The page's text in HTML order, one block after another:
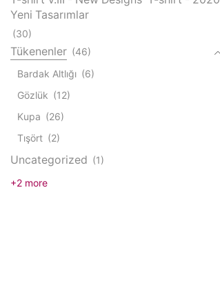
Yeni Tasarımlar
(30)
Tükenenler (46)
Bardak Altlığı (6)
Gözlük (12)
Kupa (26)
Tışört (2)
Uncategorized (1)
+2 more